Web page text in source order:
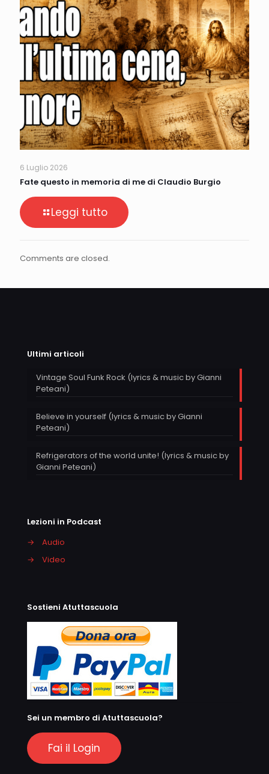
6 Luglio 2026
Fate questo in memoria di me di Claudio Burgio
Leggi tutto
Comments are closed.
Ultimi articoli
Vintage Soul Funk Rock (lyrics & music by Gianni
Peteani)
Believe in yourself (lyrics & music by Gianni
Peteani)
Refrigerators of the world unite! (lyrics & music by
Gianni Peteani)
Lezioni in Podcast
→
Audio
→
Video
Sostieni Atuttascuola
Sei un membro di Atuttascuola?
Fai il Login